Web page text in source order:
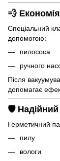
💨
Спеціальний
допомогою:
пилососа
ручного
Після
допомагає
🛡 Надійний
Герметичний
пилу
вологи